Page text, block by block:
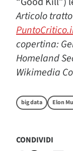
Articolo
copertina:
Homeland
Wikimedia
big data Elon
CONDIVIDI